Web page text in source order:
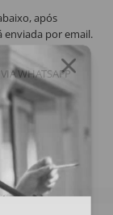
após
enviada por email.
WHATSAPP